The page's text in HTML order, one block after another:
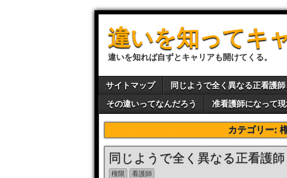
違いを知ってキ
違いを知れば自ずとキャリアも開けてくる。
サイトマップ 同じようで全く異なる正看護
その違いってなんだろう 准看護師になって
カテゴリー:
同じようで全く異なる正看護
権限
看護師